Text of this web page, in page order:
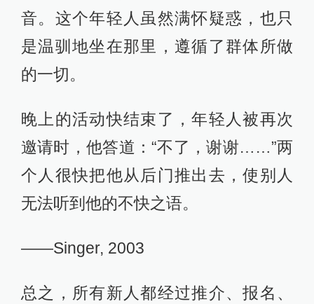
音。这个年轻人虽然满怀疑惑，也只
是温驯地坐在那里，遵循了群体所做
的一切。
晚上的活动快结束了，年轻人被再次
邀请时，他答道：“不了，谢谢……”两
个人很快把他从后门推出去，使别人
无法听到他的不快之语。
——Singer, 2003
总之，所有新人都经过推介、报名、